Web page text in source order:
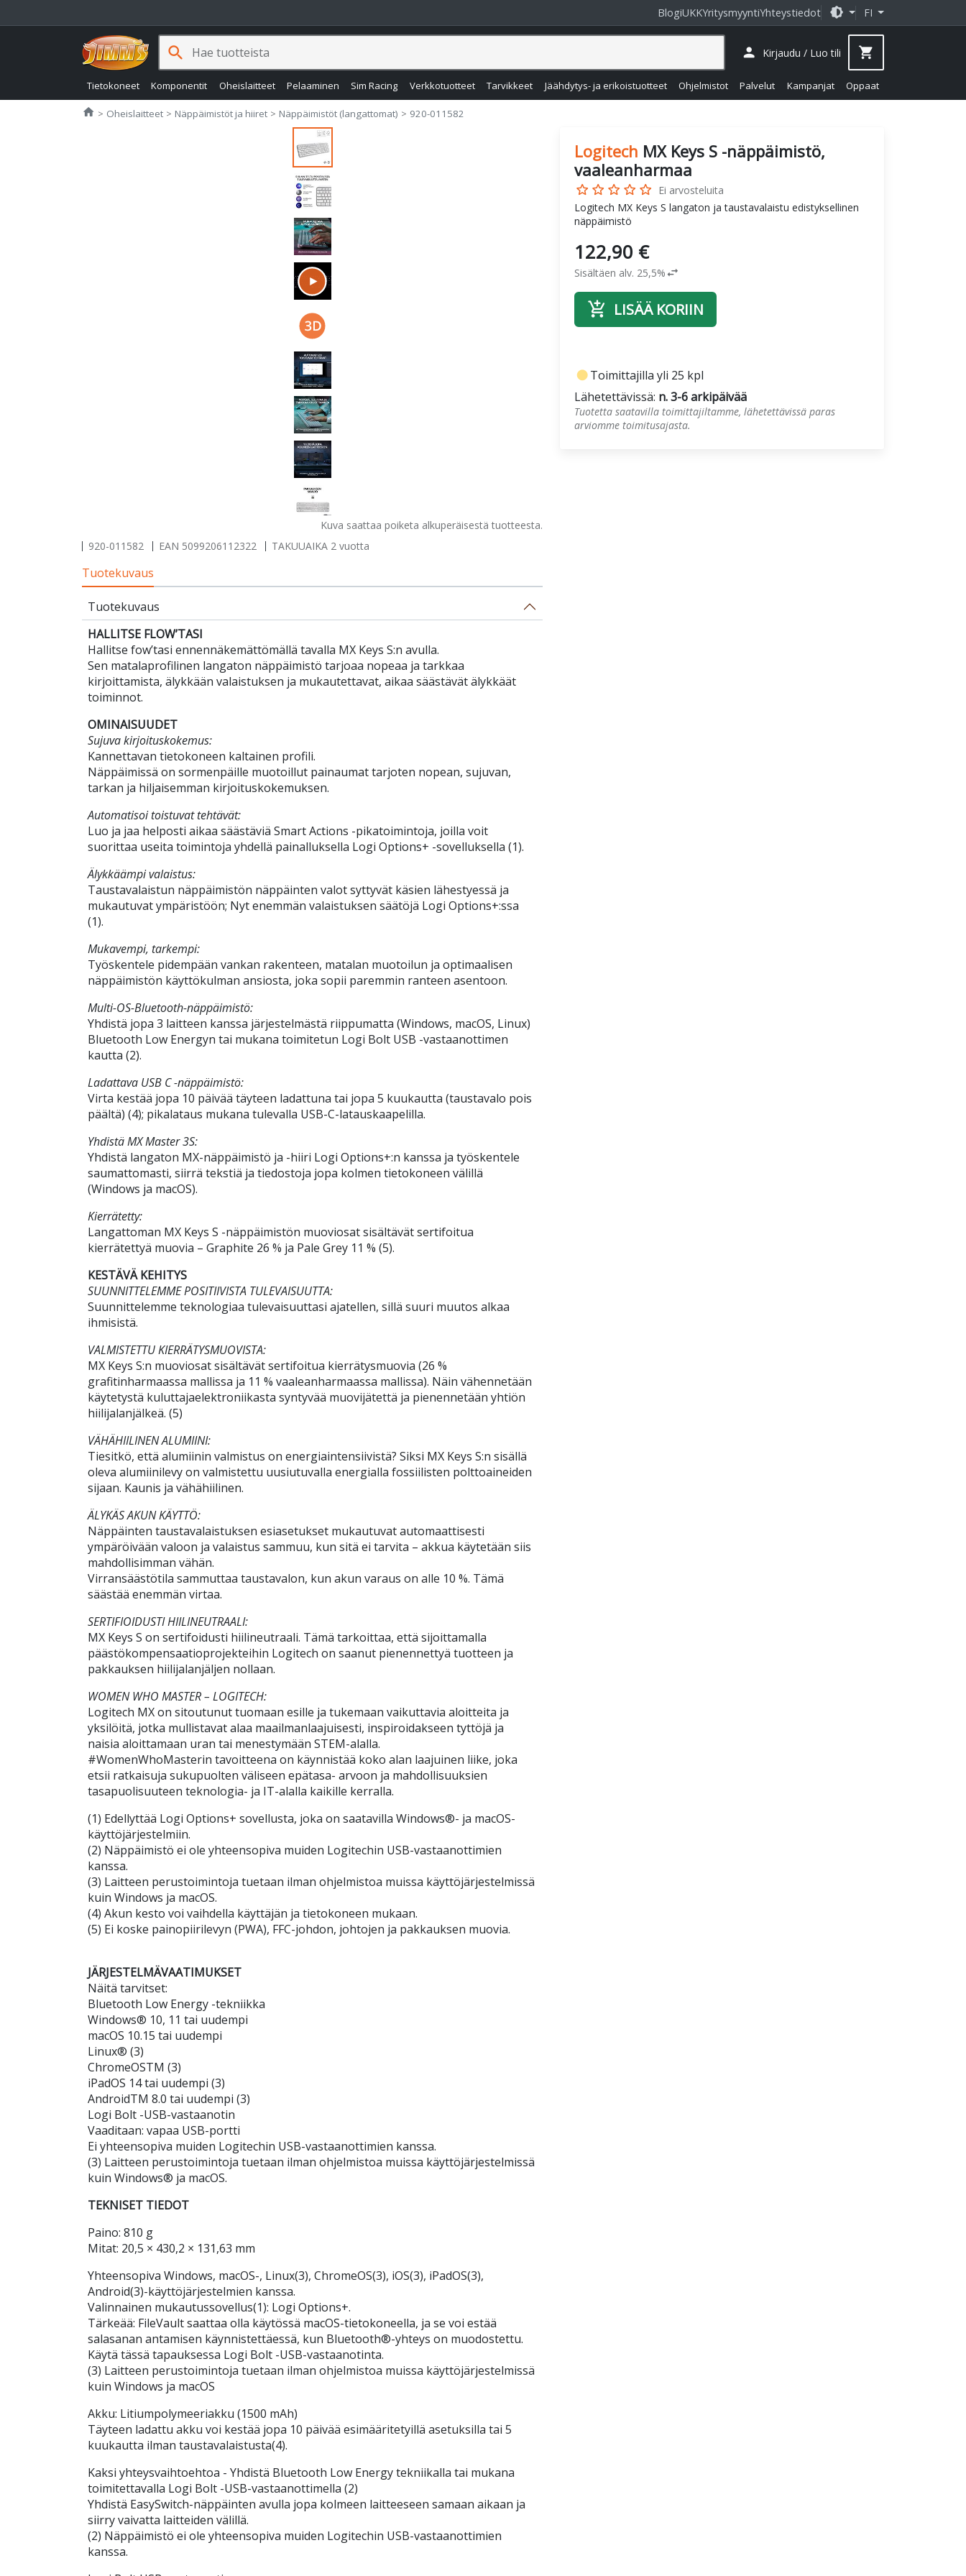
BlogiUKKYritysmyyntiYhteystiedot brightness_medium FI
Tietokoneet Komponentit Oheislaitteet Pelaaminen Sim Racing Verkkotuotteet Tarvikkeet Jäähdytys- ja erikoistuotteet Ohjelmistot Palvelut Kampanjat Oppaat
person Kirjaudu / Luo tili shopping_cart
search
home Jimms.fi
Oheislaitteet Näppäimistöt ja hiiret Näppäimistöt (langattomat) 920-011582
Kuva saattaa poiketa alkuperäisestä tuotteesta.
Logitech MX Keys S -näppäimistö,
vaaleanharmaa
star_border star_border star_border star_border star_border Ei arvosteluita
Logitech MX Keys S langaton ja taustavalaistu edistyksellinen
näppäimistö
122,90 €
Sisältäen alv. 25,5%swap_horiz
add_shopping_cart LISÄÄ KORIIN
fiber_manual_recordToimittajilla yli 25 kpl
Lähetettävissä: n. 3-6 arkipäivää
Tuotetta saatavilla toimittajiltamme, lähetettävissä paras
arviomme toimitusajasta.
920-011582 EAN 5099206112322 TAKUUAIKA 2 vuotta
Tuotekuvaus
Tuotekuvaus
HALLITSE FLOW’TASI
Hallitse fow’tasi ennennäkemättömällä tavalla MX Keys S:n avulla.
Sen matalaprofilinen langaton näppäimistö tarjoaa nopeaa ja tarkkaa
kirjoittamista, älykkään valaistuksen ja mukautettavat, aikaa säästävät älykkäät
toiminnot.
OMINAISUUDET
Sujuva kirjoituskokemus:
Kannettavan tietokoneen kaltainen profili.
Näppäimissä on sormenpäille muotoillut painaumat tarjoten nopean, sujuvan,
tarkan ja hiljaisemman kirjoituskokemuksen.
Automatisoi toistuvat tehtävät:
Luo ja jaa helposti aikaa säästäviä Smart Actions -pikatoimintoja, joilla voit
suorittaa useita toimintoja yhdellä painalluksella Logi Options+ -sovelluksella (1).
Älykkäämpi valaistus:
Taustavalaistun näppäimistön näppäinten valot syttyvät käsien lähestyessä ja
mukautuvat ympäristöön; Nyt enemmän valaistuksen säätöjä Logi Options+:ssa
(1).
Mukavempi, tarkempi:
Työskentele pidempään vankan rakenteen, matalan muotoilun ja optimaalisen
näppäimistön käyttökulman ansiosta, joka sopii paremmin ranteen asentoon.
Multi-OS-Bluetooth-näppäimistö:
Yhdistä jopa 3 laitteen kanssa järjestelmästä riippumatta (Windows, macOS, Linux)
Bluetooth Low Energyn tai mukana toimitetun Logi Bolt USB -vastaanottimen
kautta (2).
Ladattava USB C -näppäimistö:
Virta kestää jopa 10 päivää täyteen ladattuna tai jopa 5 kuukautta (taustavalo pois
päältä) (4); pikalataus mukana tulevalla USB-C-latauskaapelilla.
Yhdistä MX Master 3S:
Yhdistä langaton MX-näppäimistö ja -hiiri Logi Options+:n kanssa ja työskentele
saumattomasti, siirrä tekstiä ja tiedostoja jopa kolmen tietokoneen välillä
(Windows ja macOS).
Kierrätetty:
Langattoman MX Keys S -näppäimistön muoviosat sisältävät sertifoitua
kierrätettyä muovia – Graphite 26 % ja Pale Grey 11 % (5).
KESTÄVÄ KEHITYS
SUUNNITTELEMME POSITIIVISTA TULEVAISUUTTA:
Suunnittelemme teknologiaa tulevaisuuttasi ajatellen, sillä suuri muutos alkaa
ihmisistä.
VALMISTETTU KIERRÄTYSMUOVISTA:
MX Keys S:n muoviosat sisältävät sertifoitua kierrätysmuovia (26 %
grafitinharmaassa mallissa ja 11 % vaaleanharmaassa mallissa). Näin vähennetään
käytetystä kuluttajaelektroniikasta syntyvää muovijätettä ja pienennetään yhtiön
hiilijalanjälkeä. (5)
VÄHÄHIILINEN ALUMIINI:
Tiesitkö, että alumiinin valmistus on energiaintensiivistä? Siksi MX Keys S:n sisällä
oleva alumiinilevy on valmistettu uusiutuvalla energialla fossiilisten polttoaineiden
sijaan. Kaunis ja vähähiilinen.
ÄLYKÄS AKUN KÄYTTÖ:
Näppäinten taustavalaistuksen esiasetukset mukautuvat automaattisesti
ympäröivään valoon ja valaistus sammuu, kun sitä ei tarvita – akkua käytetään siis
mahdollisimman vähän.
Virransäästötila sammuttaa taustavalon, kun akun varaus on alle 10 %. Tämä
säästää enemmän virtaa.
SERTIFIOIDUSTI HIILINEUTRAALI:
MX Keys S on sertifoidusti hiilineutraali. Tämä tarkoittaa, että sijoittamalla
päästökompensaatioprojekteihin Logitech on saanut pienennettyä tuotteen ja
pakkauksen hiilijalanjäljen nollaan.
WOMEN WHO MASTER – LOGITECH:
Logitech MX on sitoutunut tuomaan esille ja tukemaan vaikuttavia aloitteita ja
yksilöitä, jotka mullistavat alaa maailmanlaajuisesti, inspiroidakseen tyttöjä ja
naisia aloittamaan uran tai menestymään STEM-alalla.
#WomenWhoMasterin tavoitteena on käynnistää koko alan laajuinen liike, joka
etsii ratkaisuja sukupuolten väliseen epätasa- arvoon ja mahdollisuuksien
tasapuolisuuteen teknologia- ja IT-alalla kaikille kerralla.
(1) Edellyttää Logi Options+ sovellusta, joka on saatavilla Windows®- ja macOS-
käyttöjärjestelmiin.
(2) Näppäimistö ei ole yhteensopiva muiden Logitechin USB-vastaanottimien
kanssa.
(3) Laitteen perustoimintoja tuetaan ilman ohjelmistoa muissa käyttöjärjestelmissä
kuin Windows ja macOS.
(4) Akun kesto voi vaihdella käyttäjän ja tietokoneen mukaan.
(5) Ei koske painopiirilevyn (PWA), FFC-johdon, johtojen ja pakkauksen muovia.
JÄRJESTELMÄVAATIMUKSET
Näitä tarvitset:
Bluetooth Low Energy -tekniikka
Windows® 10, 11 tai uudempi
macOS 10.15 tai uudempi
Linux® (3)
ChromeOSTM (3)
iPadOS 14 tai uudempi (3)
AndroidTM 8.0 tai uudempi (3)
Logi Bolt -USB-vastaanotin
Vaaditaan: vapaa USB-portti
Ei yhteensopiva muiden Logitechin USB-vastaanottimien kanssa.
(3) Laitteen perustoimintoja tuetaan ilman ohjelmistoa muissa käyttöjärjestelmissä
kuin Windows® ja macOS.
TEKNISET TIEDOT
Paino: 810 g
Mitat: 20,5 × 430,2 × 131,63 mm
Yhteensopiva Windows, macOS-, Linux(3), ChromeOS(3), iOS(3), iPadOS(3),
Android(3)-käyttöjärjestelmien kanssa.
Valinnainen mukautussovellus(1): Logi Options+.
Tärkeää: FileVault saattaa olla käytössä macOS-tietokoneella, ja se voi estää
salasanan antamisen käynnistettäessä, kun Bluetooth®-yhteys on muodostettu.
Käytä tässä tapauksessa Logi Bolt -USB-vastaanotinta.
(3) Laitteen perustoimintoja tuetaan ilman ohjelmistoa muissa käyttöjärjestelmissä
kuin Windows ja macOS
Akku: Litiumpolymeeriakku (1500 mAh)
Täyteen ladattu akku voi kestää jopa 10 päivää esimääritetyillä asetuksilla tai 5
kuukautta ilman taustavalaistusta(4).
Kaksi yhteysvaihtoehtoa - Yhdistä Bluetooth Low Energy tekniikalla tai mukana
toimitettavalla Logi Bolt -USB-vastaanottimella (2)
Yhdistä EasySwitch-näppäinten avulla jopa kolmeen laitteeseen samaan aikaan ja
siirry vaivatta laitteiden välillä.
(2) Näppäimistö ei ole yhteensopiva muiden Logitechin USB-vastaanottimien
kanssa.